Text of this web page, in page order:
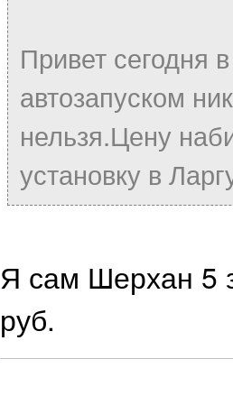
Привет сегодня
автозапуском
нельзя.Цену
установку в
Я сам Шерхан 5
руб.